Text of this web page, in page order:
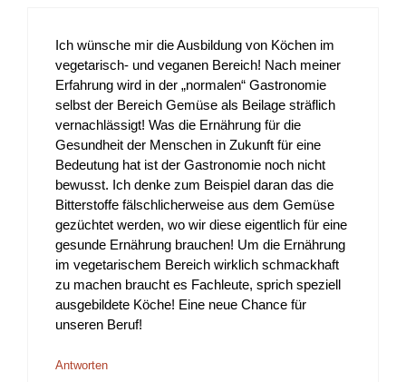
Ich wünsche mir die Ausbildung von Köchen im
vegetarisch- und veganen Bereich! Nach meiner
Erfahrung wird in der „normalen“ Gastronomie
selbst der Bereich Gemüse als Beilage sträflich
vernachlässigt! Was die Ernährung für die
Gesundheit der Menschen in Zukunft für eine
Bedeutung hat ist der Gastronomie noch nicht
bewusst. Ich denke zum Beispiel daran das die
Bitterstoffe fälschlicherweise aus dem Gemüse
gezüchtet werden, wo wir diese eigentlich für eine
gesunde Ernährung brauchen! Um die Ernährung
im vegetarischem Bereich wirklich schmackhaft
zu machen braucht es Fachleute, sprich speziell
ausgebildete Köche! Eine neue Chance für
unseren Beruf!
Antworten